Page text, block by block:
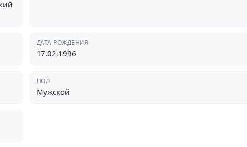
ДАТА РОЖДЕНИЯ
17.02.1996
ПОЛ
Мужской